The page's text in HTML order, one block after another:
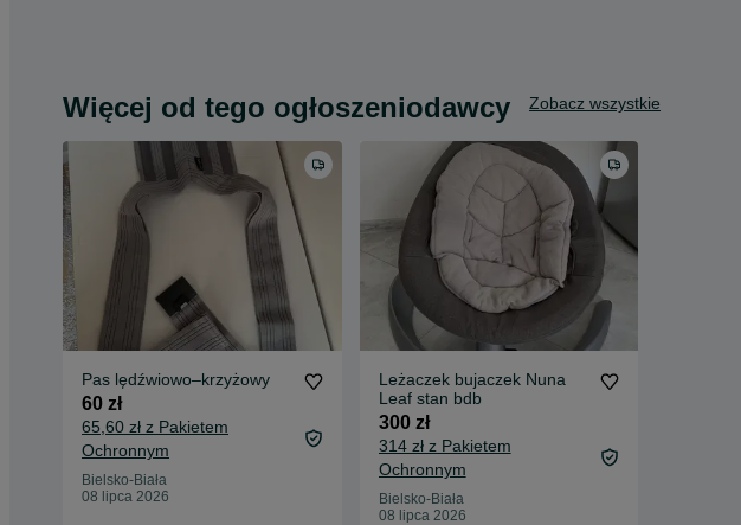
Więcej od tego ogłoszeniodawcy Zobacz wszystkie
Pas lędźwiowo–krzyżowy
60 zł
65,60 zł z Pakietem
Ochronnym
Bielsko-Biała
08 lipca 2026
Leżaczek bujaczek Nuna
Leaf stan bdb
300 zł
314 zł z Pakietem
Ochronnym
Bielsko-Biała
08 lipca 2026